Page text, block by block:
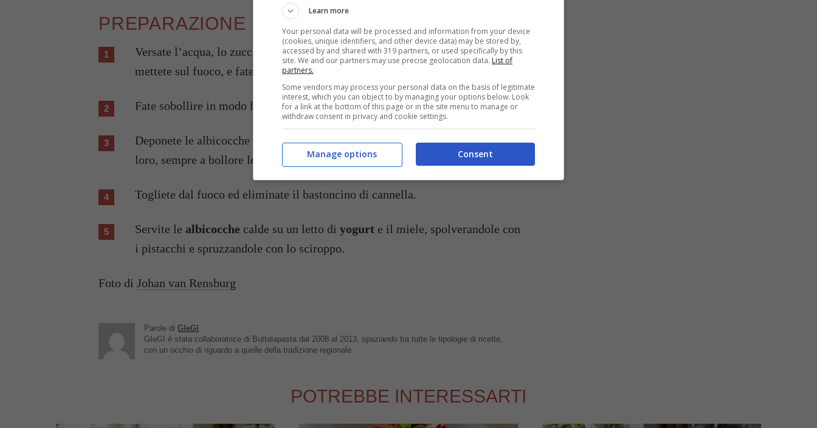
PREPARAZIONE
Versate l’acqua, lo zucchero, la cannella e lo zafferano in una casseruolina,
mettete sul fuoco, e fate sciogliere lo zucchero.
Fate sobollire in modo leggero per cinque minuti.
Deponete le albicocche nello sciroppo e fate cuocere cinque minuti anche
loro, sempre a bollore leggero.
Togliete dal fuoco ed eliminate il bastoncino di cannella.
Servite le albicocche calde su un letto di yogurt e il miele, spolverandole con
i pistacchi e spruzzandole con lo sciroppo.
Foto di Johan van Rensburg
Parole di GIeGI
GIeGI è stata collaboratrice di Buttalapasta dal 2008 al 2013, spaziando tra tutte le tipologie di ricette,
con un occhio di riguardo a quelle della tradizione regionale.
POTREBBE INTERESSARTI
Learn more
Your personal data will be processed and information from your device
(cookies, unique identifiers, and other device data) may be stored by,
accessed by and shared with 319 partners, or used specifically by this
site. We and our partners may use precise geolocation data. List of
partners.
Some vendors may process your personal data on the basis of legitimate
interest, which you can object to by managing your options below. Look
for a link at the bottom of this page or in the site menu to manage or
withdraw consent in privacy and cookie settings.
Consent
Manage options